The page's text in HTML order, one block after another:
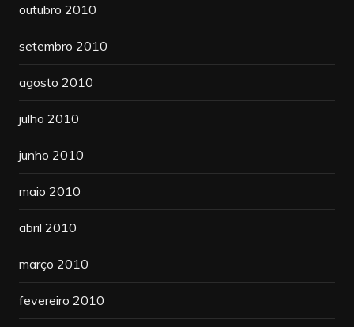
outubro 2010
setembro 2010
agosto 2010
julho 2010
junho 2010
maio 2010
abril 2010
março 2010
fevereiro 2010